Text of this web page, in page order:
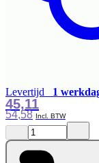
Levertijd 1
54,58
45,11